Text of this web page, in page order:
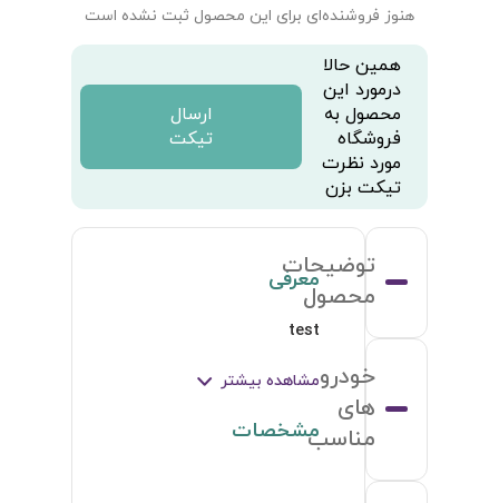
هنوز فروشنده‌ای برای این محصول ثبت نشده است
همین حالا
درمورد این
محصول به
فروشگاه
مورد نظرت
تیکت بزن
ارسال
تیکت
توضیحات
محصول
خودرو
های
مناسب
معرفی
test
مشاهده بیشتر
مشخصات